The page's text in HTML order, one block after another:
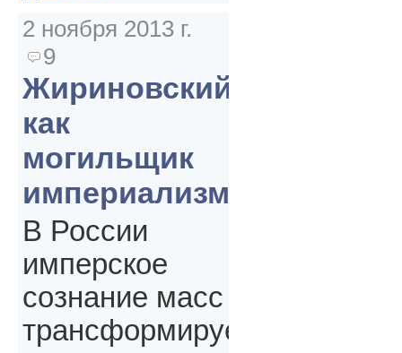
2 ноября 2013 г.
9
Жириновский
как
могильщик
империализма
В России
имперское
сознание масс
трансформируется